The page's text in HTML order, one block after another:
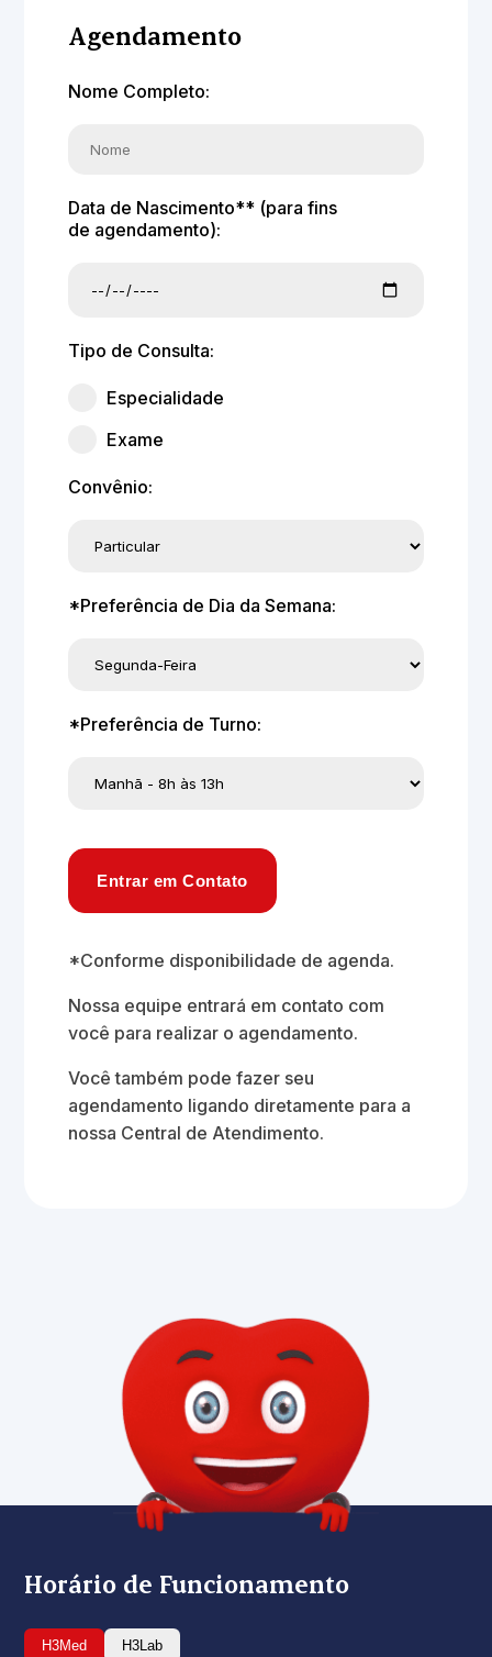
Agendamento
Nome Completo:
Data de Nascimento** (para fins
de agendamento):
Tipo de Consulta:
Especialidade
Exame
Convênio:
*Preferência de Dia da Semana:
*Preferência de Turno:
Entrar em Contato
*Conforme disponibilidade de agenda.
Nossa equipe entrará em contato com
você para realizar o agendamento.
Você também pode fazer seu
agendamento ligando diretamente para a
nossa Central de Atendimento.
Horário de Funcionamento
H3Med H3Lab